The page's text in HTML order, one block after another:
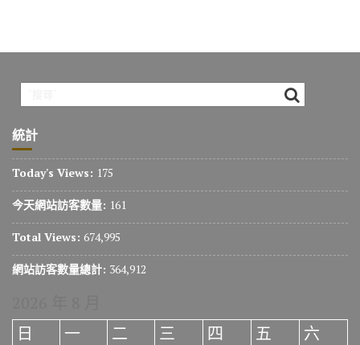
統計
Today's Views: 175
今天網站訪客數量: 161
Total Views: 674,995
網站訪客數量總計: 364,912
日
一 二 三 四 五
六